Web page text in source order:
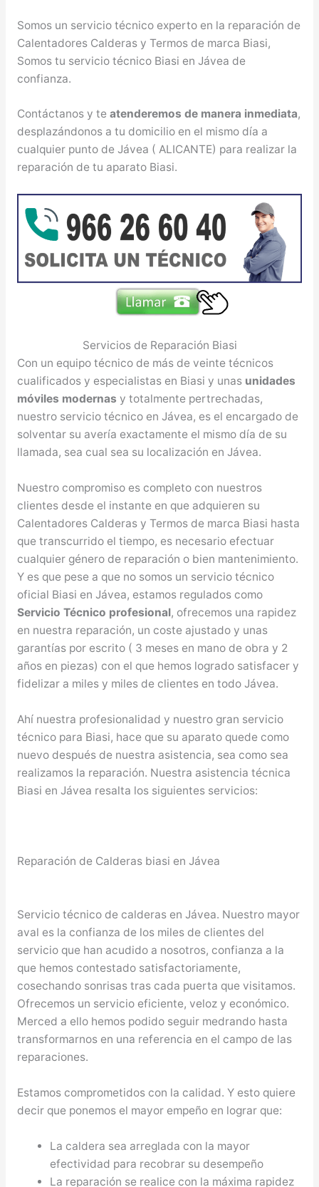
Somos un servicio técnico experto en la reparación de
Calentadores Calderas y Termos de marca Biasi,
Somos tu servicio técnico Biasi en Jávea de
confianza.
Contáctanos y te atenderemos de manera inmediata,
desplazándonos a tu domicilio en el mismo día a
cualquier punto de Jávea ( ALICANTE) para realizar la
reparación de tu aparato Biasi.
Servicios de Reparación Biasi
Con un equipo técnico de más de veinte técnicos
cualificados y especialistas en Biasi y unas unidades
móviles modernas y totalmente pertrechadas,
nuestro servicio técnico en Jávea, es el encargado de
solventar su avería exactamente el mismo día de su
llamada, sea cual sea su localización en Jávea.
Nuestro compromiso es completo con nuestros
clientes desde el instante en que adquieren su
Calentadores Calderas y Termos de marca Biasi hasta
que transcurrido el tiempo, es necesario efectuar
cualquier género de reparación o bien mantenimiento.
Y es que pese a que no somos un servicio técnico
oficial Biasi en Jávea, estamos regulados como
Servicio Técnico profesional, ofrecemos una rapidez
en nuestra reparación, un coste ajustado y unas
garantías por escrito ( 3 meses en mano de obra y 2
años en piezas) con el que hemos logrado satisfacer y
fidelizar a miles y miles de clientes en todo Jávea.
Ahí nuestra profesionalidad y nuestro gran servicio
técnico para Biasi, hace que su aparato quede como
nuevo después de nuestra asistencia, sea como sea
realizamos la reparación. Nuestra asistencia técnica
Biasi en Jávea resalta los siguientes servicios:
Reparación de Calderas biasi en Jávea
Servicio técnico de calderas en Jávea. Nuestro mayor
aval es la confianza de los miles de clientes del
servicio que han acudido a nosotros, confianza a la
que hemos contestado satisfactoriamente,
cosechando sonrisas tras cada puerta que visitamos.
Ofrecemos un servicio eficiente, veloz y económico.
Merced a ello hemos podido seguir medrando hasta
transformarnos en una referencia en el campo de las
reparaciones.
Estamos comprometidos con la calidad. Y esto quiere
decir que ponemos el mayor empeño en lograr que:
La caldera sea arreglada con la mayor
efectividad para recobrar su desempeño
La reparación se realice con la máxima rapidez